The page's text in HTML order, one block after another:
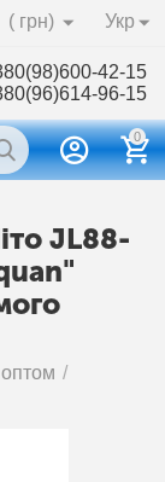
Укр
( грн)
42-15
96-15
0
JL88-
оптом /